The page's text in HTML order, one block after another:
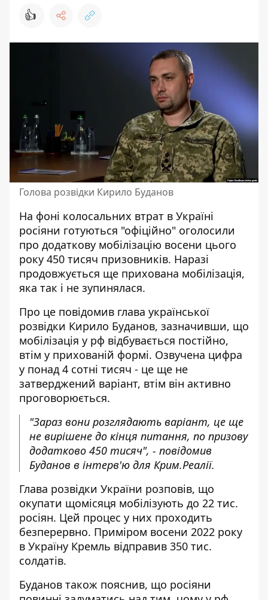
👍
Голова розвідки Кирило Буданов
На фоні колосальних втрат в Україні
росіяни готуються "офіційно" оголосили
про додаткову мобілізацію восени цього
року 450 тисяч призовників. Наразі
продовжується ще прихована мобілізація,
яка так і не зупинялася.
Про це повідомив глава української
розвідки Кирило Буданов, зазначивши, що
мобілізація у рф відбувається постійно,
втім у прихованій формі. Озвучена цифра
у понад 4 сотні тисяч - це ще не
затверджений варіант, втім він активно
проговорюється.
"Зараз вони розглядають варіант, це ще
не вирішене до кінця питання, по призову
додатково 450 тисяч", - повідомив
Буданов в інтерв'ю для Крим.Реалії.
Глава розвідки України розповів, що
окупати щомісяця мобілізують до 22 тис.
росіян. Цей процес у них проходить
безперервно. Приміром восени 2022 року
в Україну Кремль відправив 350 тис.
солдатів.
Буданов також пояснив, що росіяни